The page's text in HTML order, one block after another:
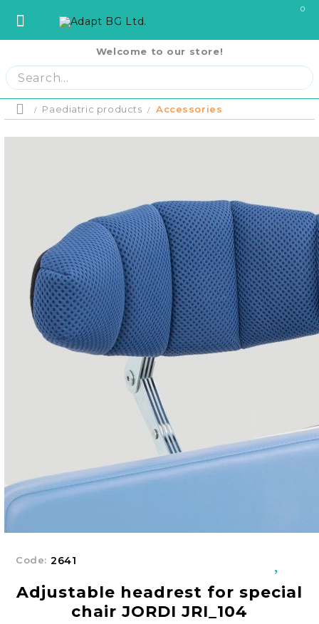
ул. Три Уши 121
Пловдив
Варна ул. Илинден 9
Бургас жк. Славейков, бл. 157
бул. Русе 2
Кърджали ул. Сан Стефано 13
Благоевградул. Рилски езера 4
Шумен бул. Симеон Велики 69
Пазарджик ул. Тодор Мумджиев 3
Сливен ул. Добри Чинтулов 3
Добрич ул. Отец Паисий 5
София 02 442 0424
Варна 052 671144
Бургас 056 590 591
Плевен 064 678855
Кърджали 0876 353153
Благоевград0876 060058
Шумен 0876 482806
Пазарджик 0877 074226
Сливен 0877 673606
Добрич 0876 514422
0
Welcome to our store!
Home
RENTAL EQUIPMENT
COVID-19 Products
About Us
New Products
EUR EN
Paediatric products Accessories
Code: 2641
Adjustable headrest for special
chair JORDI JRI_104
Плащане на
си на
месечни
Плащане на
равни
2000 лв.